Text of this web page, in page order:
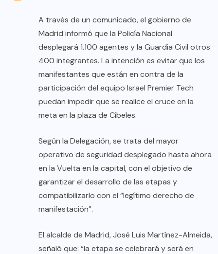
A través de un comunicado, el gobierno de
Madrid informó que la Policía Nacional
desplegará 1.100 agentes y la Guardia Civil otros
400 integrantes. La intención es evitar que los
manifestantes que están en contra de la
participación del equipo Israel Premier Tech
puedan impedir que se realice el cruce en la
meta en la plaza de Cibeles.
Según la Delegación, se trata del mayor
operativo de seguridad desplegado hasta ahora
en la Vuelta en la capital, con el objetivo de
garantizar el desarrollo de las etapas y
compatibilizarlo con el “legítimo derecho de
manifestación”.
El alcalde de Madrid, José Luis Martínez-Almeida,
señaló que: “la etapa se celebrará y será en